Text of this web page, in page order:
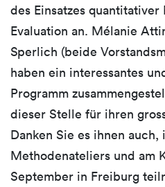
des Einsatzes
Evaluation an. Mélanie
Sperlich (beide
haben ein interessantes
Programm
dieser Stelle für ihren
Danken Sie es ihnen auch,
Methodenateliers und am
September in Freiburg